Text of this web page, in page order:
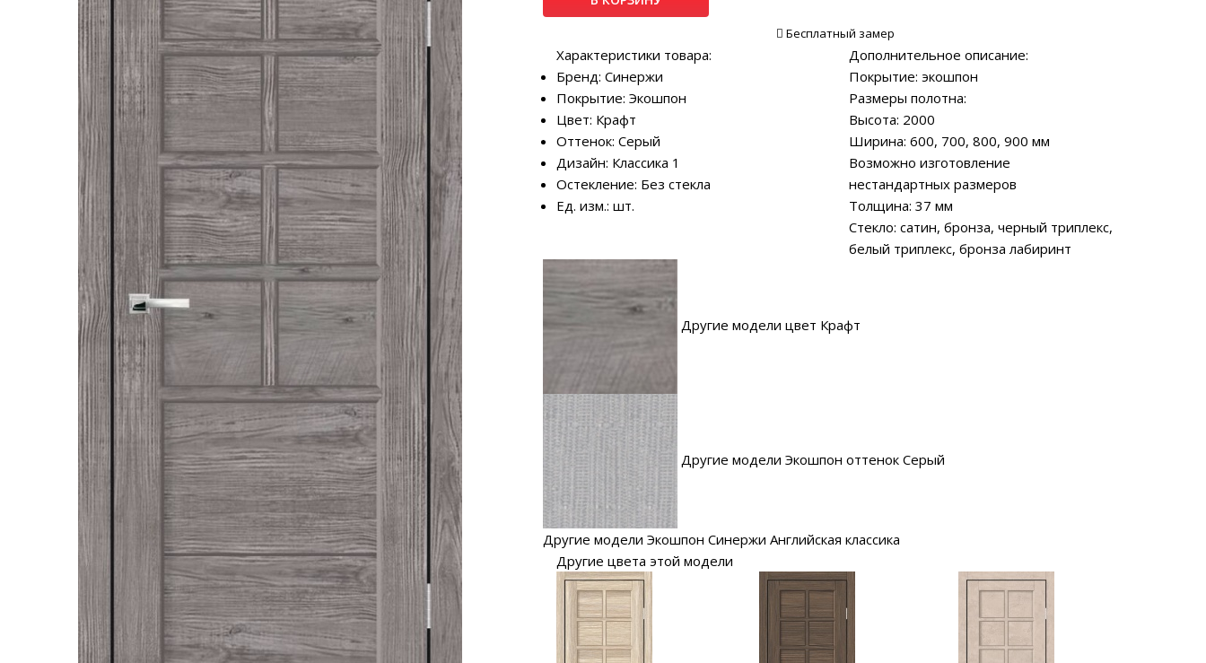
Бесплатный замер
Характеристики товара:
Бренд: Синержи
Покрытие: Экошпон
Цвет: Крафт
Оттенок: Серый
Дизайн: Классика 1
Остекление: Без стекла
Ед. изм.: шт.
Дополнительное описание:
Покрытие: экошпон
Размеры полотна:
Высота: 2000
Ширина: 600, 700, 800, 900 мм
Возможно изготовление
нестандартных размеров
Толщина: 37 мм
Стекло: сатин, бронза, черный триплекс,
белый триплекс, бронза лабиринт
Другие модели цвет Крафт
Другие модели Экошпон оттенок Серый
Другие модели Экошпон Синержи Английская классика
Другие цвета этой модели